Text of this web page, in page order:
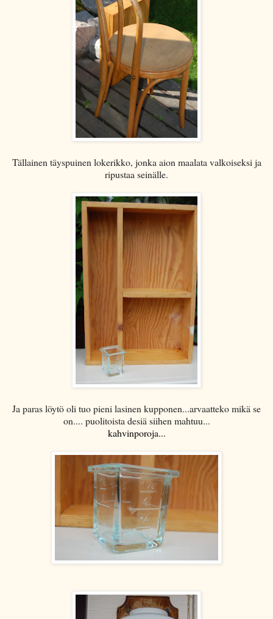
Tällainen täyspuinen lokerikko, jonka aion maalata valkoiseksi ja
ripustaa seinälle.
Ja paras löytö oli tuo pieni lasinen kupponen...arvaatteko mikä se
on.... puolitoista desiä siihen mahtuu...
kahvinporoja...